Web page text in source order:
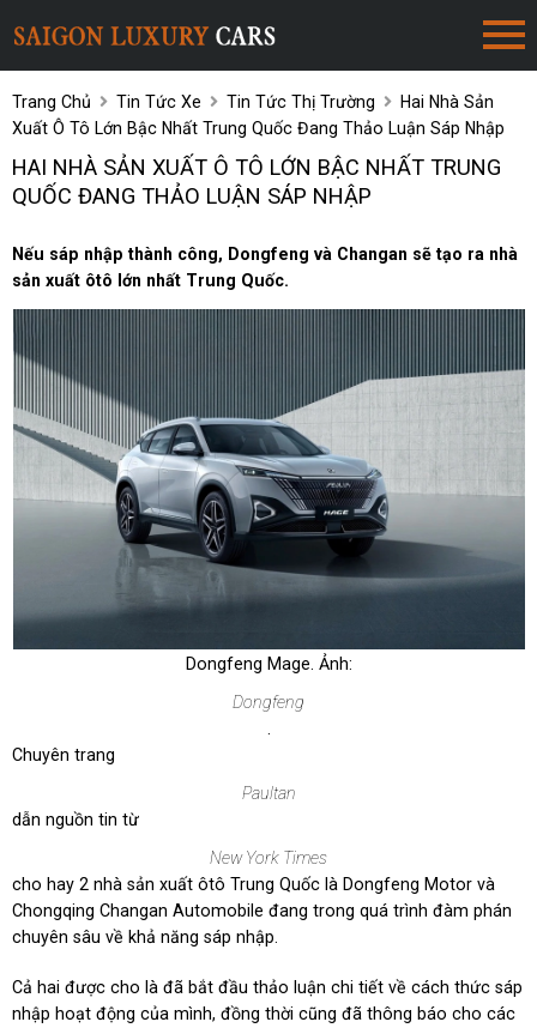
Trang Chủ Tin Tức Xe Tin Tức Thị Trường
Hai Nhà Sản
Xuất Ô Tô Lớn Bậc Nhất Trung Quốc Đang Thảo Luận Sáp Nhập
HAI NHÀ SẢN XUẤT Ô TÔ LỚN BẬC NHẤT TRUNG
QUỐC ĐANG THẢO LUẬN SÁP NHẬP
Nếu sáp nhập thành công, Dongfeng và Changan sẽ tạo ra nhà
sản xuất ôtô lớn nhất Trung Quốc.
Dongfeng Mage. Ảnh:
Dongfeng
Chuyên trang
Paultan
dẫn nguồn tin từ
New York Times
cho hay 2 nhà sản xuất ôtô Trung Quốc là Dongfeng Motor và
Chongqing Changan Automobile đang trong quá trình đàm phán
chuyên sâu về khả năng sáp nhập.
Cả hai được cho là đã bắt đầu thảo luận chi tiết về cách thức sáp
nhập hoạt động của mình, đồng thời cũng đã thông báo cho các